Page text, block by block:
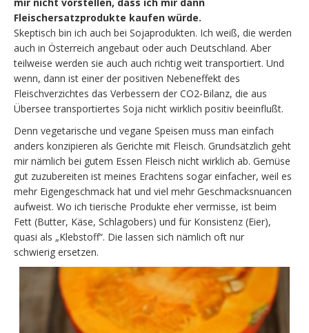
Fleischersatzprodukte kaufen würde.
Skeptisch bin ich auch bei Sojaprodukten. Ich weiß, die werden
auch in Österreich angebaut oder auch Deutschland. Aber
teilweise werden sie auch auch richtig weit transportiert. Und
wenn, dann ist einer der positiven Nebeneffekt des
Fleischverzichtes das Verbessern der CO2-Bilanz, die aus
Übersee transportiertes Soja nicht wirklich positiv beeinflußt.
Denn vegetarische und vegane Speisen muss man einfach
anders konzipieren als Gerichte mit Fleisch. Grundsätzlich geht
mir nämlich bei gutem Essen Fleisch nicht wirklich ab. Gemüse
gut zuzubereiten ist meines Erachtens sogar einfacher, weil es
mehr Eigengeschmack hat und viel mehr Geschmacksnuancen
aufweist. Wo ich tierische Produkte eher vermisse, ist beim
Fett (Butter, Käse, Schlagobers) und für Konsistenz (Eier),
quasi als „Klebstoff“. Die lassen sich nämlich oft nur
schwierig ersetzen.